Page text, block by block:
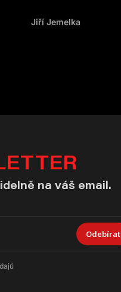
Jiří Jemelka
na váš email.
Odebírat